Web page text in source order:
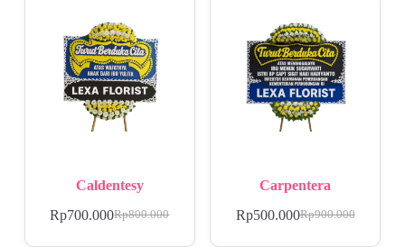
Caldentesy
Rp800.000
Rp700.000
Carpentera
Rp900.000
Rp500.000